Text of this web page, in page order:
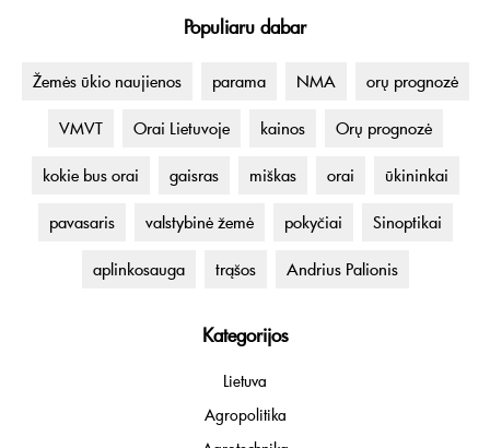
Populiaru dabar
Žemės ūkio naujienos parama NMA orų prognozė
VMVT Orai Lietuvoje kainos Orų prognozė
kokie bus orai gaisras miškas orai ūkininkai
pavasaris valstybinė žemė pokyčiai Sinoptikai
aplinkosauga trąšos Andrius Palionis
Kategorijos
Lietuva
Agropolitika